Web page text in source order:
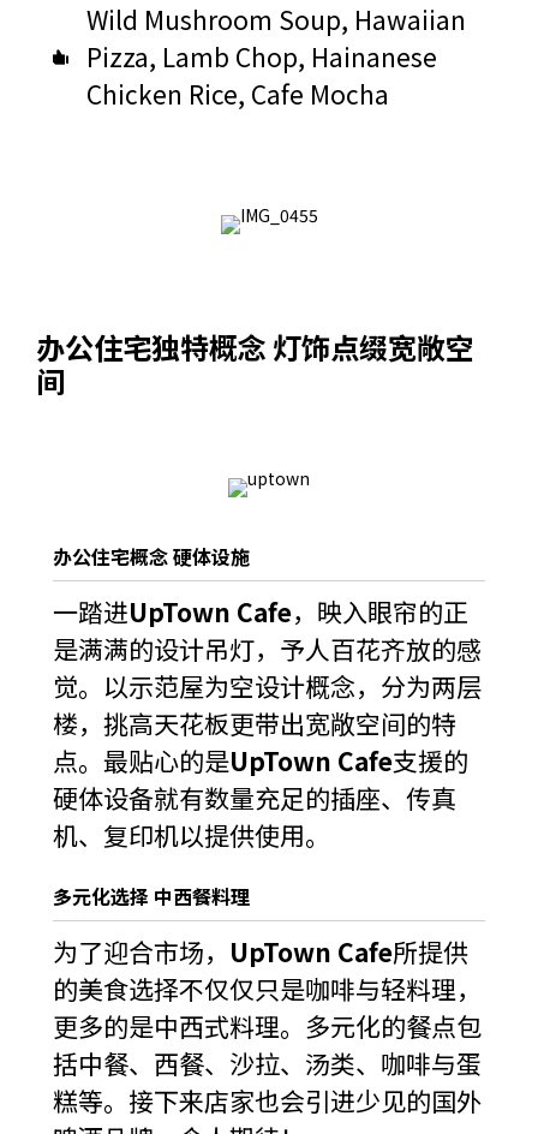
Wild Mushroom Soup, Hawaiian
Pizza, Lamb Chop, Hainanese
Chicken Rice, Cafe Mocha
办公住宅独特概念 灯饰点缀宽敞空
间
办公住宅概念 硬体设施
一踏进UpTown Cafe，映入眼帘的正
是满满的设计吊灯，予人百花齐放的感
觉。以示范屋为空设计概念，分为两层
楼，挑高天花板更带出宽敞空间的特
点。最贴心的是UpTown Cafe支援的
硬体设备就有数量充足的插座、传真
机、复印机以提供使用。
多元化选择 中西餐料理
为了迎合市场， UpTown Cafe所提供
的美食选择不仅仅只是咖啡与轻料理，
更多的是中西式料理。多元化的餐点包
括中餐、西餐、沙拉、汤类、咖啡与蛋
糕等。接下来店家也会引进少见的国外